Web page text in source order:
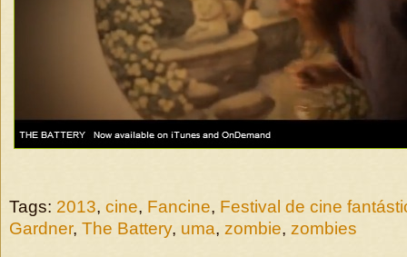
Tags: 2013, cine, Fancine, Festival de cine
Gardner, The Battery, uma, zombie, zombies